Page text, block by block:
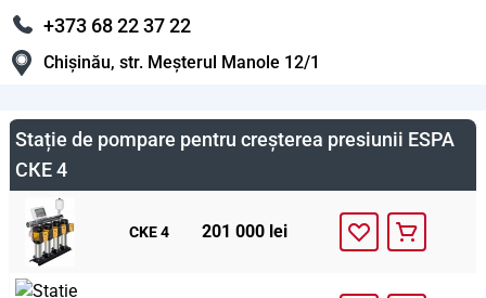
+373 68 22 37 22
Chișinău, str. Meșterul Manole 12/1
Stație de pompare pentru creșterea presiunii ESPA
СКЕ 4
CKE 4 201 000 lei